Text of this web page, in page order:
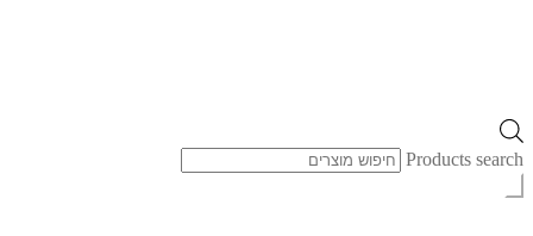
Products search